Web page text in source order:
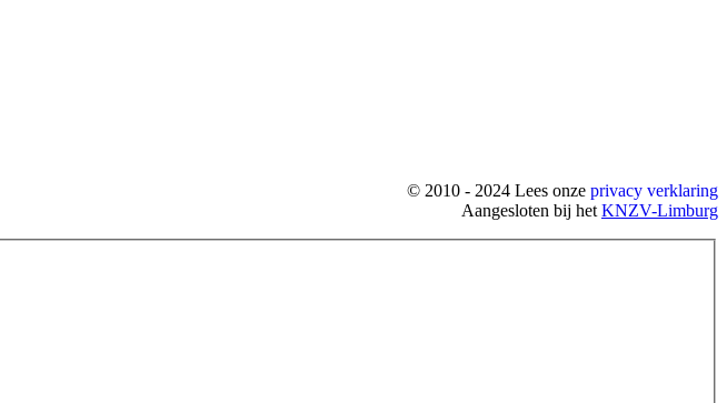
© 2010 - 2024 Lees onze privacy verklaring
Aangesloten bij het KNZV-Limburg